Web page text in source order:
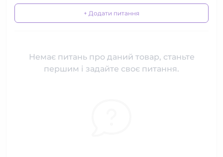
+ Додати питання
Немає питань про даний товар, станьте
першим і задайте своє питання.